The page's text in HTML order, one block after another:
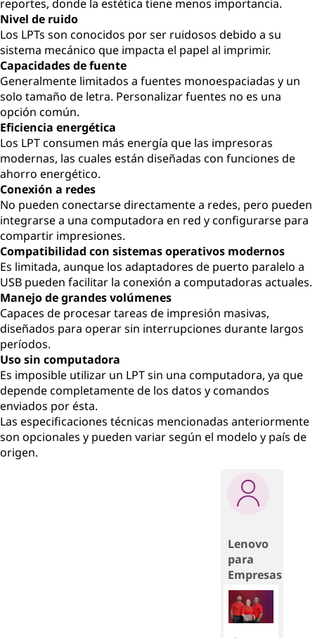
reportes, donde la estética tiene menos importancia.
Nivel de ruido
Los LPTs son conocidos por ser ruidosos debido a su
sistema mecánico que impacta el papel al imprimir.
Capacidades de fuente
Generalmente limitados a fuentes monoespaciadas y un
solo tamaño de letra. Personalizar fuentes no es una
opción común.
Eficiencia energética
Los LPT consumen más energía que las impresoras
modernas, las cuales están diseñadas con funciones de
ahorro energético.
Conexión a redes
No pueden conectarse directamente a redes, pero pueden
integrarse a una computadora en red y configurarse para
compartir impresiones.
Compatibilidad con sistemas operativos modernos
Es limitada, aunque los adaptadores de puerto paralelo a
USB pueden facilitar la conexión a computadoras actuales.
Manejo de grandes volúmenes
Capaces de procesar tareas de impresión masivas,
diseñados para operar sin interrupciones durante largos
períodos.
Uso sin computadora
Es imposible utilizar un LPT sin una computadora, ya que
depende completamente de los datos y comandos
enviados por ésta.
Las especificaciones técnicas mencionadas anteriormente
son opcionales y pueden variar según el modelo y país de
origen.
Lenovo
para
Empresas